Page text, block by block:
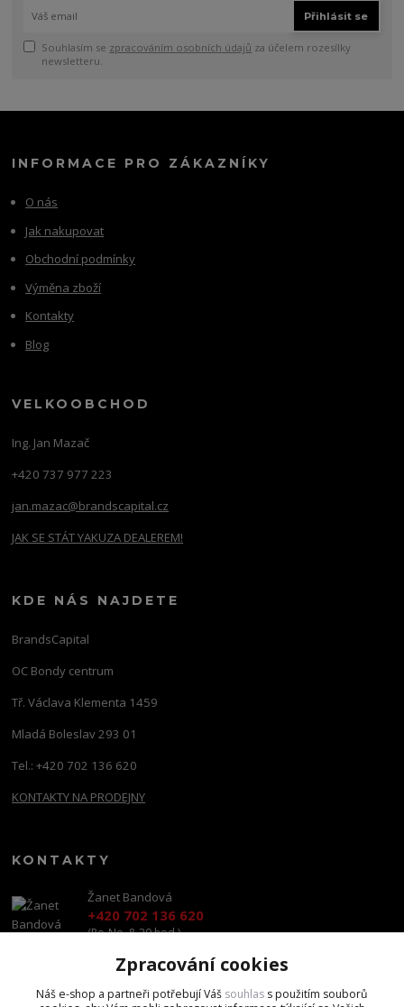
Přihlásit se
Souhlasím se zpracováním osobních údajů za účelem rozesílky
newsletteru.
INFORMACE PRO ZÁKAZNÍKY
O nás
Jak nakupovat
Obchodní podmínky
Výměna zboží
Kontakty
Blog
VELKOOBCHOD
Ing. Jan Mazač
+420 737 977 223
jan.mazac@brandscapital.cz
JAK SE STÁT YAKUZA DEALEREM!
KDE NÁS NAJDETE
BrandsCapital
OC Bondy centrum
Tř. Václava Klementa 1459
Mladá Boleslav 293 01
Tel.: +420 702 136 620
KONTAKTY NA PRODEJNY
KONTAKTY
Žanet Bandová
+420 702 136 620
(Po-Ne, 8-20 hod.)
shop@brandscapital.cz
Zpracování cookies
Náš e-shop a partneři potřebují Váš souhlas s použitím souborů